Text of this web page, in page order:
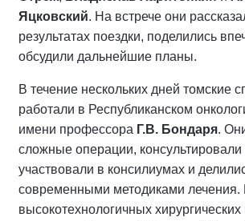
Яцковский. На встрече они
результатах поездки, поделились
обсудили дальнейшие планы.
В течение нескольких дней томские
работали в Республиканском
имени профессора Г.В. Бондаря.
сложные операции, консультировали
участвовали в консилиумах и
современными методиками лечения.
высокотехнологичных